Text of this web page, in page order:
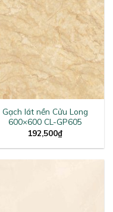
Gạch lát nền Cửu Long
600×600 CL-GP605
192,500₫